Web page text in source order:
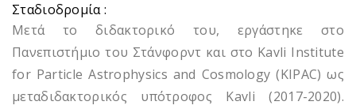
Σταδιοδρομία :
Μετά το διδακτορικό του, εργάστηκε στο
Πανεπιστήμιο του Στάνφορντ και στο Kavli Institute
for Particle Astrophysics and Cosmology (KIPAC) ως
μεταδιδακτορικός υπότροφος Kavli (2017-2020).